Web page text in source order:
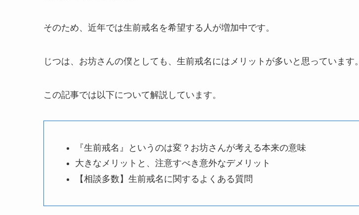
そのため、近年では生前戒名を希望する人が増加中です。
じつは、お坊さんの僕としても、生前戒名にはメリットが多いと思っています。
この記事では以下について解説しています。
『生前戒名』というのは変？お坊さんが考える本来の意味
大きなメリットと、注意すべき意外なデメリット
【相談多数】生前戒名に関するよくある質問